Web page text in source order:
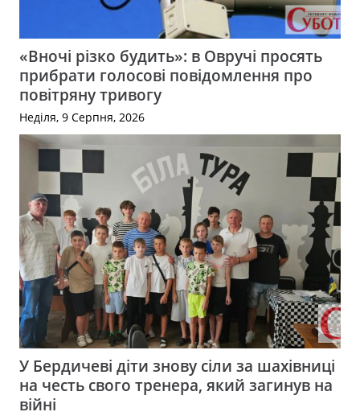
«Вночі різко будить»: в Овручі просять
прибрати голосові повідомлення про
повітряну тривогу
Неділя, 9 Серпня, 2026
У Бердичеві діти знову сіли за шахівниці
на честь свого тренера, який загинув на
війні